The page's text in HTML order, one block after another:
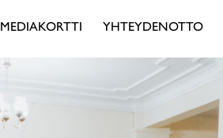
MEDIAKORTTI YHTEYDENOTTO